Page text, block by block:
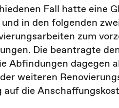
Fall hatte eine
in den folgenden
zum
Die beantragte
Abfindungen dagegen
weiteren
auf die